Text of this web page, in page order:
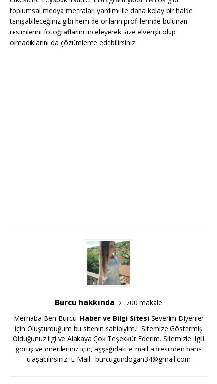
toplumsal medya mecraları yardımı ile daha kolay bir halde
tanışabileceğiniz gibi hem de onların profillerinde bulunan
resimlerini fotoğraflarını inceleyerek Size elverişli olup
olmadıklarını da çözümleme edebilirsiniz.
Burcu hakkında
700 makale
Merhaba Ben Burcu. Haber ve Bilgi SitesiSeverim Diyenler
için Oluşturduğum bu sitenin sahibiyim.! Sitemize Göstermiş
Olduğunuz ilgi ve Alakaya Çok Teşekkür Ederim. Sitemizle ilgili
görüş ve önerileriniz için, aşşağıdaki e-mail adresinden bana
ulaşabilirsiniz. E-Mail : burcugundogan34@gmail.com